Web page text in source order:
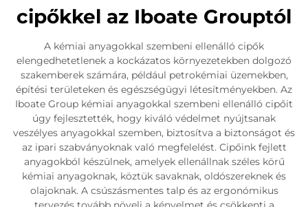
cipőkkel az Iboate Grouptól
A kémiai anyagokkal szembeni ellenálló cipők
elengedhetetlenek a kockázatos környezetekben dolgozó
szakemberek számára, például petrokémiai üzemekben,
építési területeken és egészségügyi létesítményekben. Az
Iboate Group kémiai anyagokkal szembeni ellenálló cipőit
úgy fejlesztették, hogy kiváló védelmet nyújtsanak
veszélyes anyagokkal szemben, biztosítva a biztonságot és
az ipari szabványoknak való megfelelést. Cipőink fejlett
anyagokból készülnek, amelyek ellenállnak széles körű
kémiai anyagoknak, köztük savaknak, oldószereknek és
olajoknak. A csúszásmentes talp és az ergonómikus